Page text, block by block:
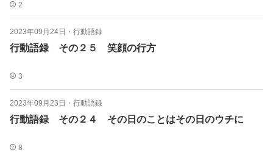
2
2023年09月24日 ・ 行動語録
行動語録 その２５ 笑顔の行方
3
2023年09月23日 ・ 行動語録
行動語録 その２４ その日のことはその日のウチに
8